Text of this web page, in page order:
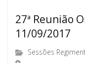
27ª Reunião
11/09/2017
Sessões